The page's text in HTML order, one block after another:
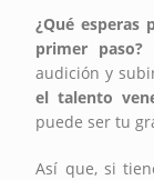
¿Qué
primer paso?
audición y
el talento
puede ser tu
Así que, si